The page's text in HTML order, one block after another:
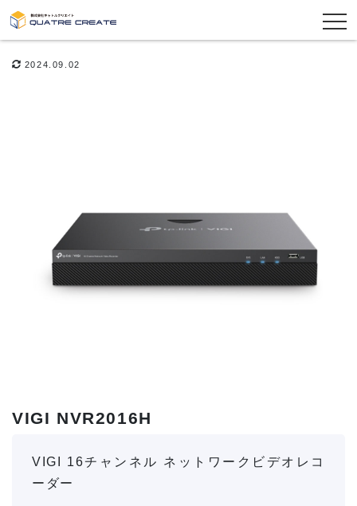
2024.09.02
VIGI NVR2016H
VIGI 16チャンネル ネットワークビデオレコ
ーダー